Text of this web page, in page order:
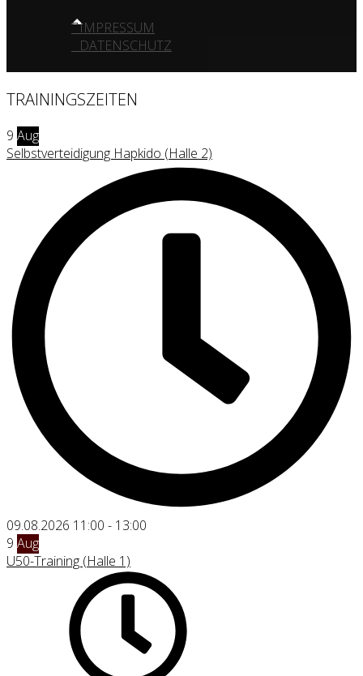
IMPRESSUM
DATENSCHUTZ
TRAININGSZEITEN
9 Aug
Selbstverteidigung Hapkido (Halle 2)
09.08.2026 11:00 - 13:00
9 Aug
U50-Training (Halle 1)